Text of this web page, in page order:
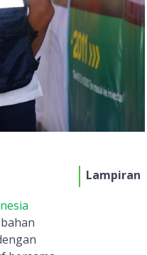
Lampiran